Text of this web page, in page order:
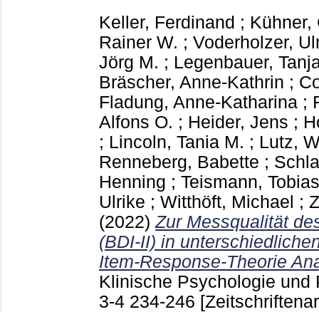
Keller, Ferdinand ; Kühner,
Rainer W. ; Voderholzer,
Jörg M. ; Legenbauer,
Bräscher, Anne-Kathrin ;
Fladung, Anne-Katharina ;
Alfons O. ; Heider, Jens ;
; Lincoln, Tania M. ; Lutz,
Renneberg, Babette ;
Henning ; Teismann, Tobias
Ulrike ; Witthöft, Michael ;
(2022)Zur Messqualität
(BDI-II) in
Item-Response-Theorie
Klinische Psychologie
3-4 234-246